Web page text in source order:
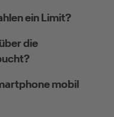
ein Limit?
die
mobil